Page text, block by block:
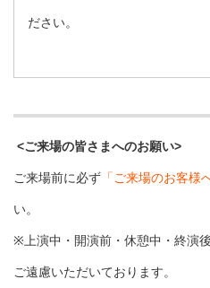
ださい。
<ご来場の皆さまへのお願い>
ご来場前に必ず 「ご来場のお客様
い。
※上演中・開演前・休憩中・終演
ご遠慮いただいております。